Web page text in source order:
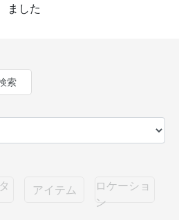
ました
索
アイテム
ロケーショ
ン